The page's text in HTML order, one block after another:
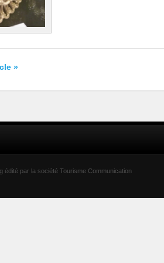
»
édité par la société Tourisme Communication